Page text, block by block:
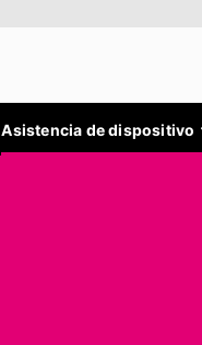
Asistencia de dispositivo